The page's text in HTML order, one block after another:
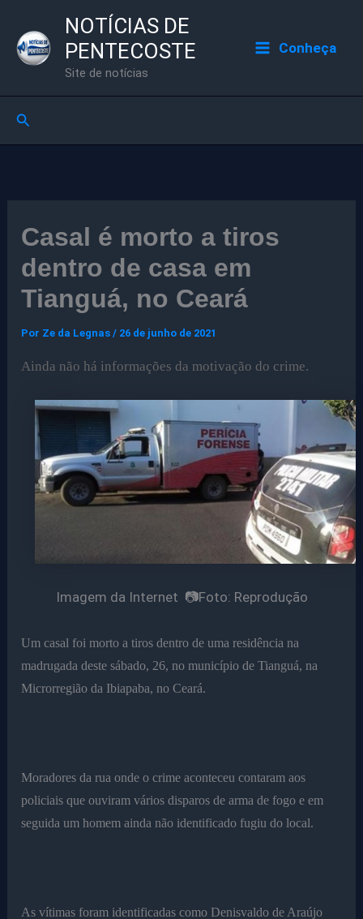
para
NOTÍCIAS DE
PENTECOSTE
Site de notícias
Conheça
Pesquisar
Casal é morto a tiros
dentro de casa em
Tianguá, no Ceará
Por Ze da Legnas/ 26 de junho de 2021
Ainda não há informações da motivação do crime.
Imagem da Internet 📷Foto: Reprodução
Um casal foi morto a tiros dentro de uma residência na
madrugada deste sábado, 26, no município de Tianguá, na
Microrregião da Ibiapaba, no Ceará.
Moradores da rua onde o crime aconteceu contaram aos
policiais que ouviram vários disparos de arma de fogo e em
seguida um homem ainda não identificado fugiu do local.
As vítimas foram identificadas como Denisvaldo de Araújo